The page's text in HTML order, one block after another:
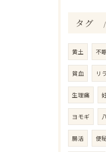
タグ
黄土 不
貧血 リ
生理痛
ヨモギ
腸活 便